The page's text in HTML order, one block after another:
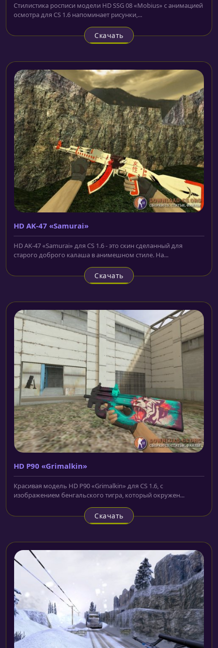
Стилистика росписи модели HD SSG 08 «Mobius» с анимацией
осмотра для CS 1.6 напоминает рисунки,...
Скачать
HD AK-47 «Samurai»
HD AK-47 «Samurai» для CS 1.6 - это скин сделанный для
старого доброго калаша в анимешном стиле. На...
Скачать
HD P90 «Grimalkin»
Красивая модель HD P90 «Grimalkin» для CS 1.6, с
изображением бенгальского тигра, который окружен...
Скачать